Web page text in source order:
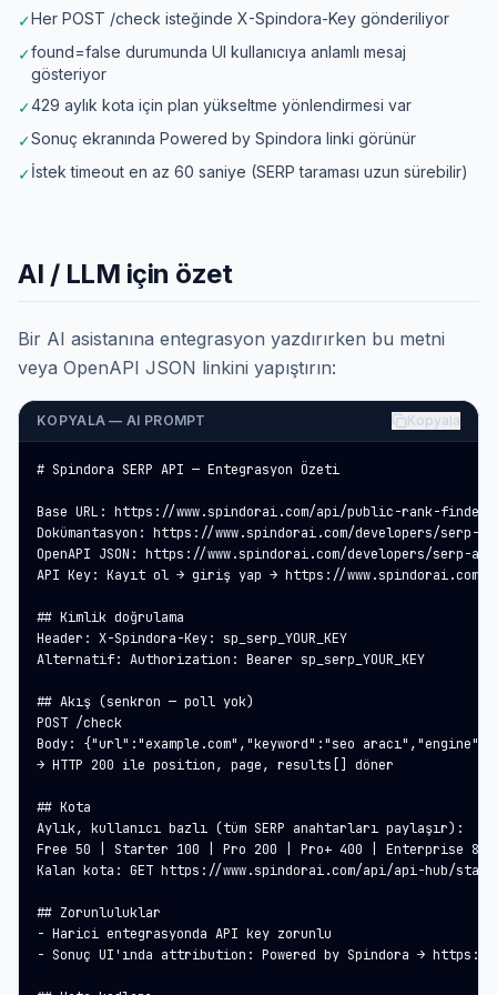
✓Her POST /check isteğinde X-Spindora-Key gönderiliyor
✓found=false durumunda UI kullanıcıya anlamlı mesaj
gösteriyor
✓429 aylık kota için plan yükseltme yönlendirmesi var
✓Sonuç ekranında Powered by Spindora linki görünür
✓İstek timeout en az 60 saniye (SERP taraması uzun sürebilir)
AI / LLM için özet
Bir AI asistanına entegrasyon yazdırırken bu metni
veya OpenAPI JSON linkini yapıştırın:
KOPYALA — AI PROMPT Kopyala
# Spindora SERP API — Entegrasyon Özeti
Base URL: https://www.spindorai.com/api/public-rank-finder
Dokümantasyon: https://www.spindorai.com/developers/serp-
OpenAPI JSON: https://www.spindorai.com/developers/serp-
API Key: Kayıt ol → giriş yap → https://www.spindorai.com/
## Kimlik doğrulama
Header: X-Spindora-Key: sp_serp_YOUR_KEY
Alternatif: Authorization: Bearer sp_serp_YOUR_KEY
## Akış (senkron — poll yok)
POST /check
Body: {"url":"example.com","keyword":"seo
→ HTTP 200 ile position, page, results[] döner
## Kota
Aylık, kullanıcı bazlı (tüm SERP anahtarları paylaşır):
Free 50 | Starter 100 | Pro 200 | Pro+ 400 | Enterprise
Kalan kota: GET https://www.spindorai.com/api/api-hub/
## Zorunluluklar
- Harici entegrasyonda API key zorunlu
- Sonuç UI'ında attribution: Powered by Spindora → https://